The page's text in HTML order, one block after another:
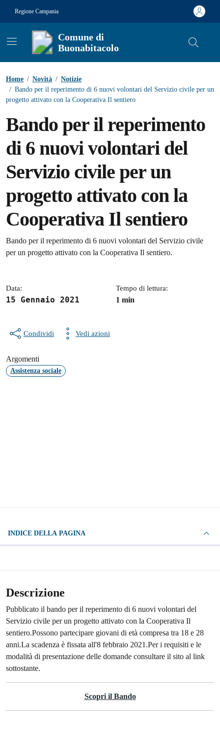
Regione Campania
Comune di
Buonabitacolo
Home / Novità / Notizie
/ Bando per il reperimento di 6 nuovi volontari del Servizio civile per un
progetto attivato con la Cooperativa Il sentiero
Bando per il reperimento
di 6 nuovi volontari del
Servizio civile per un
progetto attivato con la
Cooperativa Il sentiero
Dettagli della notizia
Bando per il reperimento di 6 nuovi volontari del Servizio civile
per un progetto attivato con la Cooperativa Il sentiero.
Data:
15 Gennaio 2021
Tempo di lettura:
1 min
Condividi Vedi azioni
Argomenti
Assistenza sociale
INDICE DELLA PAGINA
Descrizione
Pubblicato il bando per il reperimento di 6 nuovi volontari del
Servizio civile per un progetto attivato con la Cooperativa Il
sentiero.Possono partecipare giovani di età compresa tra 18 e 28
anni.La scadenza è fissata all'8 febbraio 2021.Per i requisiti e le
modalità di presentazione delle domande consultare il sito al link
sottostante.
Scopri il Bando